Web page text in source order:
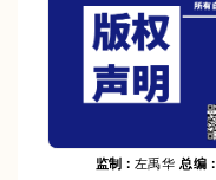
监制： 左禹华 总编：